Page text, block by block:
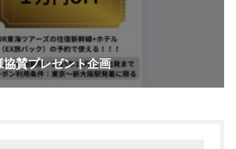
協賛プレゼント企画